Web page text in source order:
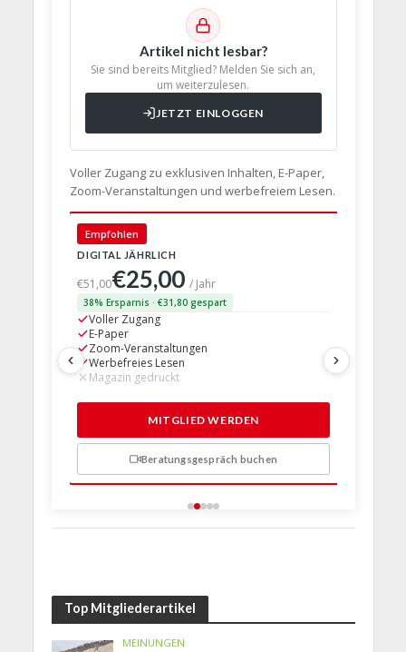
Artikel nicht lesbar?
Sie sind bereits Mitglied? Melden Sie sich an,
um weiterzulesen.
JETZT EINLOGGEN
Voller Zugang zu exklusiven Inhalten, E-Paper,
Zoom-Veranstaltungen und werbefreiem Lesen.
Empfohlen
DIGITAL JÄHRLICH
€51,00€25,00/ Jahr
38% Ersparnis · €31,80 gespart
Voller Zugang
E-Paper
Zoom-Veranstaltungen
Werbefreies Lesen
Magazin gedruckt
MITGLIED WERDEN
Beratungsgespräch buchen
Top Mitgliederartikel
MEINUNGEN